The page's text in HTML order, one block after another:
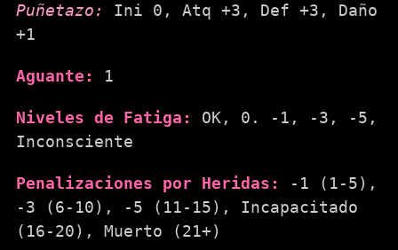
Puñetazo:
Ini 0, Atq +3, Def +3, Daño
+1
Aguante: 1
Niveles de Fatiga:
OK, 0. -1, -3, -5,
Inconsciente
Penalizaciones por Heridas:
-1 (1-5),
-3 (6-10), -5 (11-15), Incapacitado
(16-20), Muerto (21+)